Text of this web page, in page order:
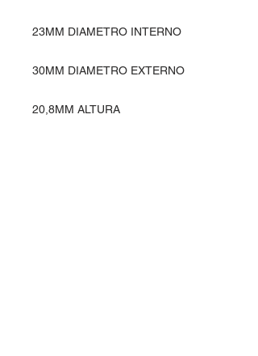
23MM DIAMETRO INTERNO
30MM DIAMETRO EXTERNO
20,8MM ALTURA